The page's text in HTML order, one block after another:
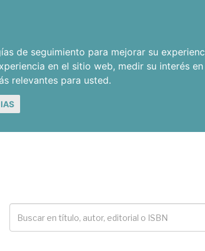
de seguimiento para mejorar su
en el sitio web, medir su interés
relevantes para usted.